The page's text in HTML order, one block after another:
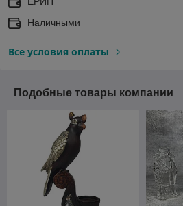
Наличными
Все условия оплаты
Подобные товары компании